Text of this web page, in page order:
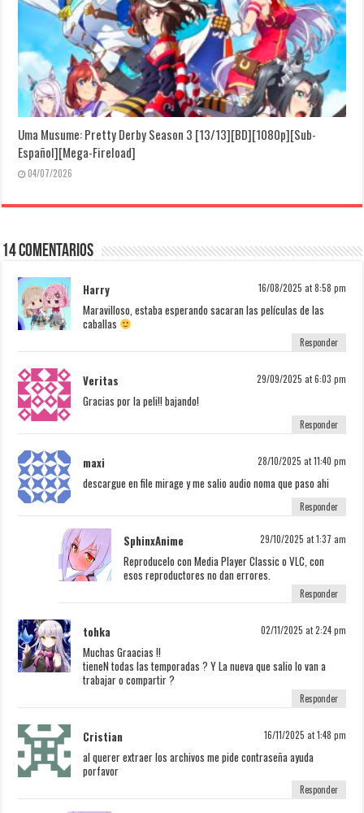
Uma Musume: Pretty Derby Season 3 [13/13][BD][1080p][Sub-
Español][Mega-Fireload]
04/07/2026
14 Comentarios
Harry 16/08/2025 at 8:58 pm
Maravilloso, estaba esperando sacaran las películas de las
caballas
Responder
Veritas 29/09/2025 at 6:03 pm
Gracias por la peli!! bajando!
Responder
maxi 28/10/2025 at 11:40 pm
descargue en file mirage y me salio audio noma que paso ahi
Responder
SphinxAnime 29/10/2025 at 1:37 am
Reproducelo con Media Player Classic o VLC, con
esos reproductores no dan errores.
Responder
tohka 02/11/2025 at 2:24 pm
Muchas Graacias !!
tieneN todas las temporadas ? Y La nueva que salio lo van a
trabajar o compartir ?
Responder
Cristian 16/11/2025 at 1:48 pm
al querer extraer los archivos me pide contraseña ayuda
porfavor
Responder